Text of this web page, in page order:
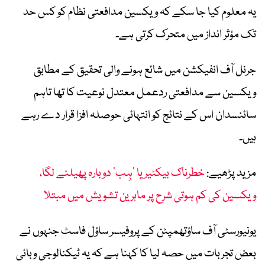
یہ معلوم کیا جا سکے کہ ویکسین مدافعتی نظام کو کس حد
تک مؤثر انداز میں متحرک کرتی ہے۔
جرنل آف انفیکشن میں شائع ہونے والی تحقیق کے مطابق
ویکسین سے مدافعتی ردعمل معتدل نوعیت کا تھا تاہم
سائنسدان اس کے نتائج کو انتہائی حوصلہ افزا قرار دے رہے
ہیں۔
مزید پڑھیے:خطرناک بیکٹیریا ’ہِب‘ دوبارہ پھیلنے لگا،
ویکسین کی کم ہوتی شرح پر ماہرین تشویش میں مبتلا
یونیورسٹی آف ساؤتھمپٹن کے پروفیسر ساؤل فاسٹ جنہوں نے
بعض تجربات میں حصہ لیا کا کہنا ہے کہ یہ ٹیکنالوجی وبائی